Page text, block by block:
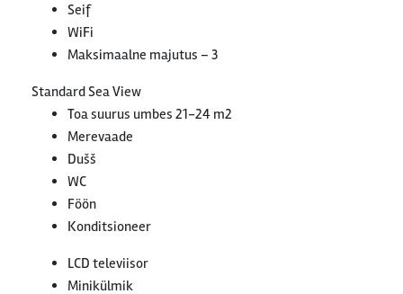
Seif
WiFi
Maksimaalne majutus – 3
Standard Sea View
Toa suurus umbes 21-24 m2
Merevaade
Dušš
WC
Föön
Konditsioneer
LCD televiisor
Minikülmik